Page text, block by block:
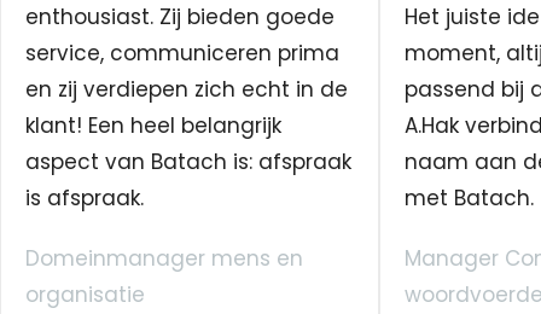
enthousiast. Zij bieden goede
service, communiceren prima
en zij verdiepen zich echt in de
klant! Een heel belangrijk
aspect van Batach is: afspraak
is afspraak.
Domeinmanager mens en
organisatie
Het juiste
moment,
passend bij
A.Hak
naam aan
met Batach.
Manager